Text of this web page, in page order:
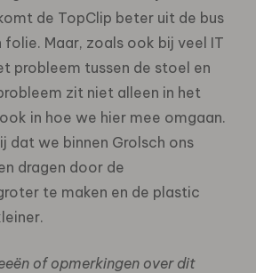
de TopClip beter uit de bus
Maar, zoals ook bij veel IT
probleem tussen de stoel en
zit niet alleen in het
in hoe we hier mee omgaan.
dat we binnen Grolsch ons
dragen door de
te maken en de plastic
of opmerkingen over dit